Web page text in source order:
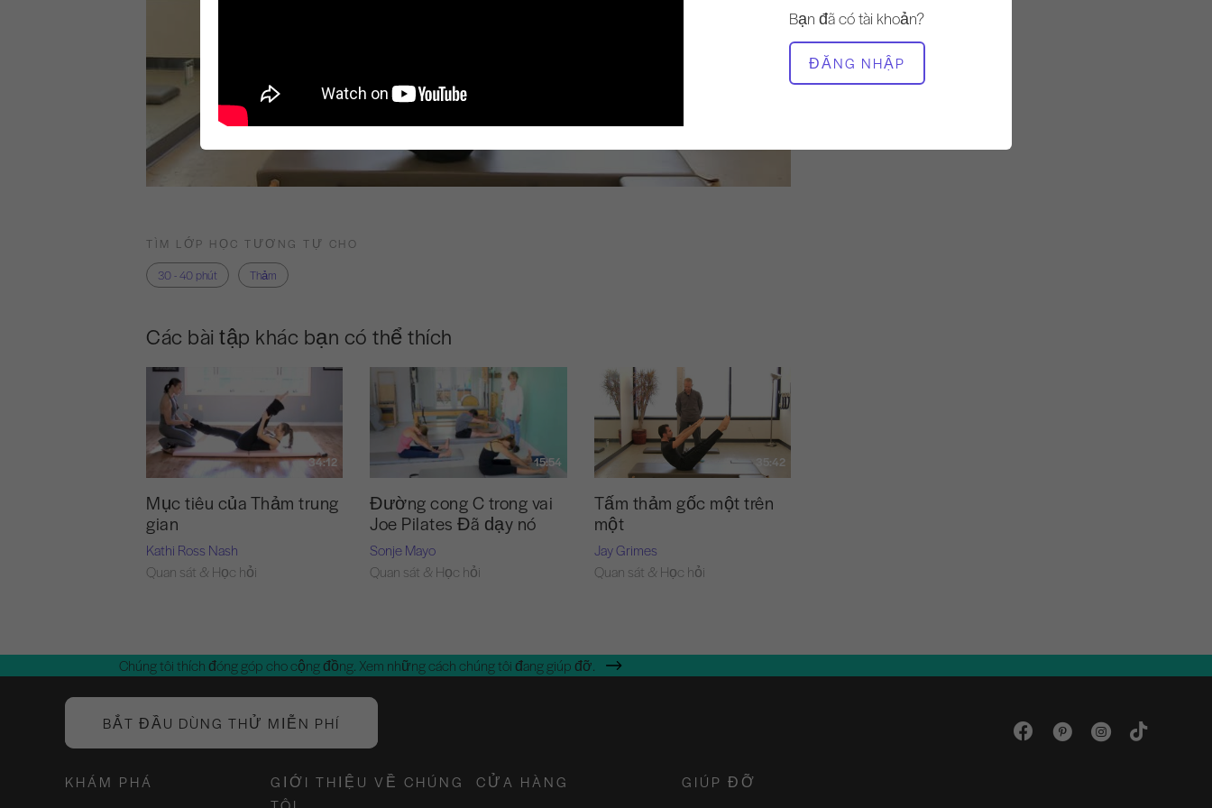
Bạn đã có tài khoản?
ĐĂNG NHẬP
THIẾT BỊ CẦN THIẾT
Thảm
TÌM LỚP HỌC TƯƠNG TỰ CHO
30 - 40 phút
Thảm
Các bài tập khác bạn có thể thích
34:12
Mục tiêu của Thảm trung
gian
Kathi Ross Nash
Quan sát & Học hỏi
15:54
Đường cong C trong vai
Joe Pilates Đã dạy nó
Sonje Mayo
Quan sát & Học hỏi
35:42
Tấm thảm gốc một trên
một
Jay Grimes
Quan sát & Học hỏi
Chúng tôi thích đóng góp cho cộng đồng. Xem những cách chúng tôi đang giúp đỡ.
BẮT ĐẦU DÙNG THỬ MIỄN PHÍ
KHÁM PHÁ
GIỚI THIỆU VỀ CHÚNG
CỬA HÀNG GIÚP ĐỠ